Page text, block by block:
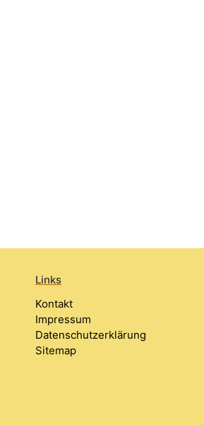
Links
Kontakt
Impressum
Datenschutzerklärung
Sitemap